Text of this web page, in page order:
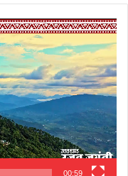
00:59